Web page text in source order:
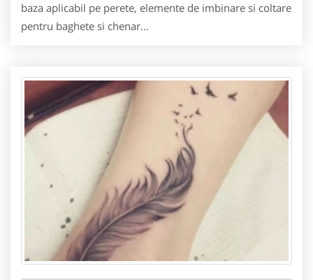
baza aplicabil pe perete, elemente de imbinare si coltare
pentru baghete si chenar...